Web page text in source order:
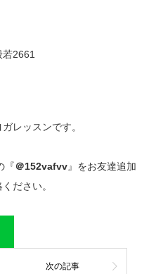
2661
レッスンです。
『＠152vafvv』をお友達追加
ださい。
次の記事